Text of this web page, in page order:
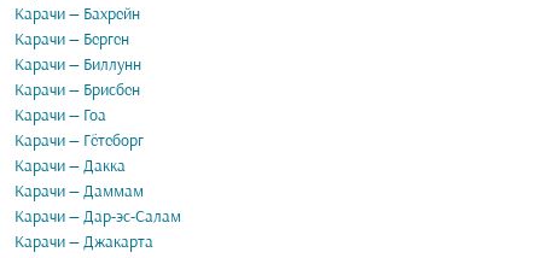
Карачи — Бахрейн
Карачи — Берген
Карачи — Биллунн
Карачи — Брисбен
Карачи — Гоа
Карачи — Гётеборг
Карачи — Дакка
Карачи — Даммам
Карачи — Дар-эс-Салам
Карачи — Джакарта